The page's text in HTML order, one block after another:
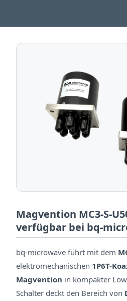
Magvention MC3-S-
verfügbar bei bq-
bq-microwave führt mit dem
elektromechanischen 1P6T-
Magvention in kompakter
Schalter deckt den Bereich von